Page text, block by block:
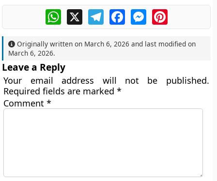
WhatsApp
X TelegramFacebookMessengerPinterest
Originally written on March 6, 2026 and last modified on
March 6, 2026.
Leave a Reply
Your email address will not be published.
Required fields are marked*
Comment*